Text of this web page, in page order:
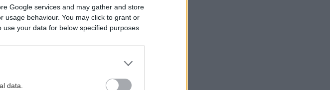
Google services and may gather and store
usage behaviour. You may click to grant or
your data for below specified purposes
data.